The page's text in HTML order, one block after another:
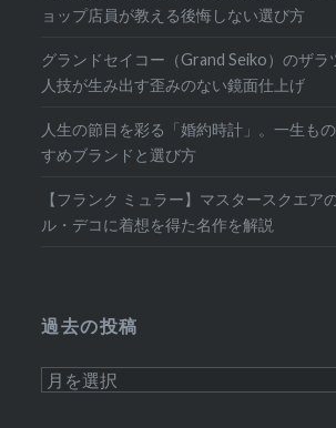
ョップ店員が教える後悔しない選び方
グランドセイコー（Grand Seiko）のザラ
人技が生み出す歪みのない鏡面仕上げ
人生の節目を彩る「婚約時計」。一生も
すめブランドと選び方
【フランク ミュラー】マスタースクエア
ル・デコに着想を得た名作を解説
過去の投稿
過